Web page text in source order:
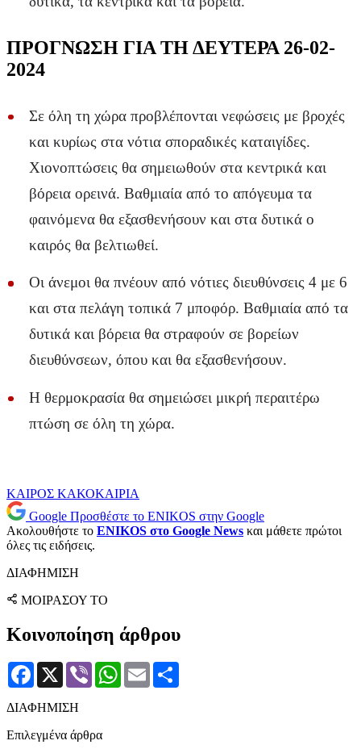
ΠΡΟΓΝΩΣΗ ΓΙΑ ΤΗ ΔΕΥΤΕΡΑ 26-02-
2024
Σε όλη τη χώρα προβλέπονται νεφώσεις με βροχές
και κυρίως στα νότια σποραδικές καταιγίδες.
Χιονοπτώσεις θα σημειωθούν στα κεντρικά και
βόρεια ορεινά. Βαθμιαία από το απόγευμα τα
φαινόμενα θα εξασθενήσουν και στα δυτικά ο
καιρός θα βελτιωθεί.
Οι άνεμοι θα πνέουν από νότιες διευθύνσεις 4 με 6
και στα πελάγη τοπικά 7 μποφόρ. Βαθμιαία από τα
δυτικά και βόρεια θα στραφούν σε βορείων
διευθύνσεων, όπου και θα εξασθενήσουν.
Η θερμοκρασία θα σημειώσει μικρή περαιτέρω
πτώση σε όλη τη χώρα.
ΚΑΙΡΟΣ ΚΑΚΟΚΑΙΡΙΑ
Google Προσθέστε το ENIKOS στην Google
Ακολουθήστε το ENIKOS στο Google News και μάθετε πρώτοι
όλες τις ειδήσεις.
ΔΙΑΦΗΜΙΣΗ
ΜΟΙΡΑΣΟΥ ΤΟ
Κοινοποίηση άρθρου
Facebook
X Viber WhatsApp
Email
ΔΙΑΦΗΜΙΣΗ
Επιλεγμένα άρθρα